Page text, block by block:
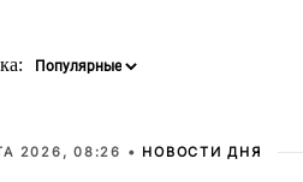
2026, 08:26 • НОВОСТИ ДНЯ